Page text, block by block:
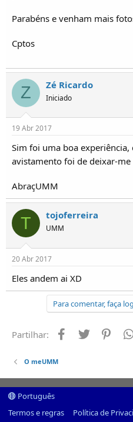
Parabéns e venham mais
Cptos
Z Zé Ricardo
Iniciado
19 Abr 2017
Sim foi uma boa
avistamento foi de deixar-
AbraçUMM
T tojoferreira
UMM
20 Abr 2017
Eles andem ai XD
Para comentar, faça
Partilhar: Facebook
Twitter
O meUMM
Português
Termos e regras
Política de